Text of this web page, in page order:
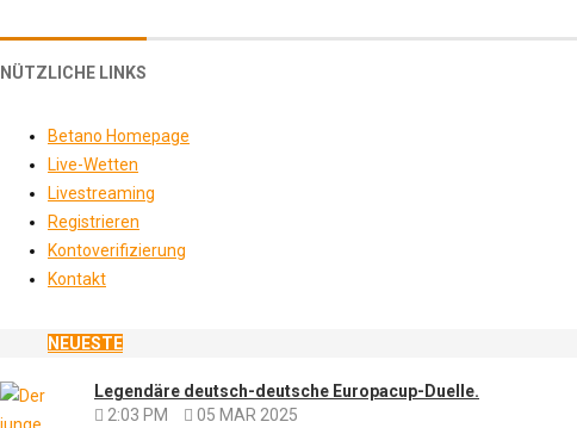
NÜTZLICHE LINKS
Betano Homepage
Live-Wetten
Livestreaming
Registrieren
Kontoverifizierung
Kontakt
NEUESTE
Legendäre deutsch-deutsche Europacup-Duelle.
2:03 PM
05 MAR 2025